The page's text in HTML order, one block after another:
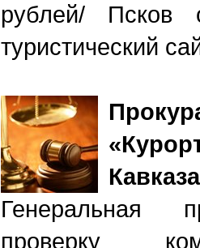
рублей/ Псков
туристический
Генеральная
проверку